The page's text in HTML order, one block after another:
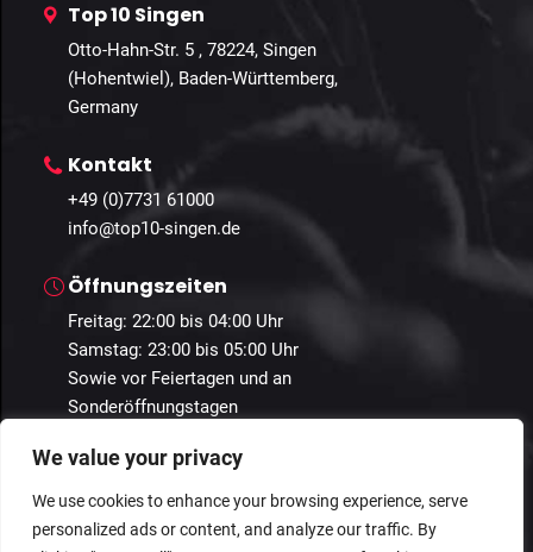
We value your privacy
We use cookies to enhance your browsing experience, serve
personalized ads or content, and analyze our traffic. By
Top 10 Singen
Otto-Hahn-Str. 5 , 78224, Singen
(Hohentwiel), Baden-Württemberg,
Germany
Kontakt
+49 (0)7731 61000
info@top10-singen.de
Öffnungszeiten
Freitag: 22:00 bis 04:00 Uhr
Samstag: 23:00 bis 05:00 Uhr
Sowie vor Feiertagen und an
Sonderöffnungstagen
© 2024 Guestastic. Alle Rechte vorbehalten.